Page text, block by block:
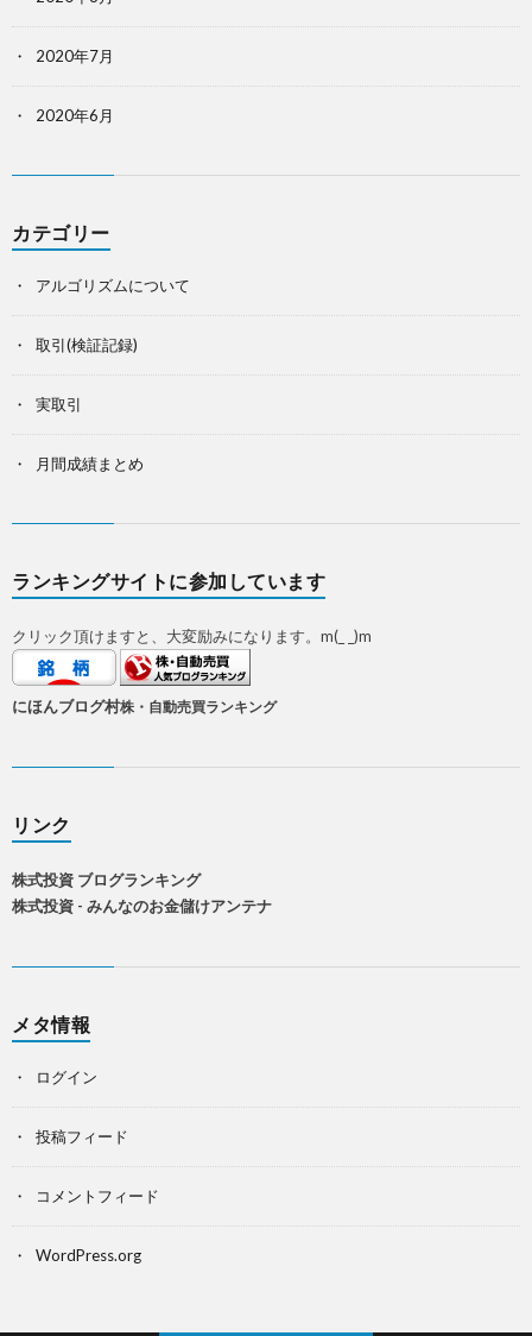
2020年7月
2020年6月
カテゴリー
アルゴリズムについて
取引(検証記録)
実取引
月間成績まとめ
ランキングサイトに参加しています
クリック頂けますと、大変励みになります。m(_ _)m
にほんブログ村株・自動売買ランキング
リンク
株式投資 ブログランキング
株式投資 - みんなのお金儲けアンテナ
メタ情報
ログイン
投稿フィード
コメントフィード
WordPress.org